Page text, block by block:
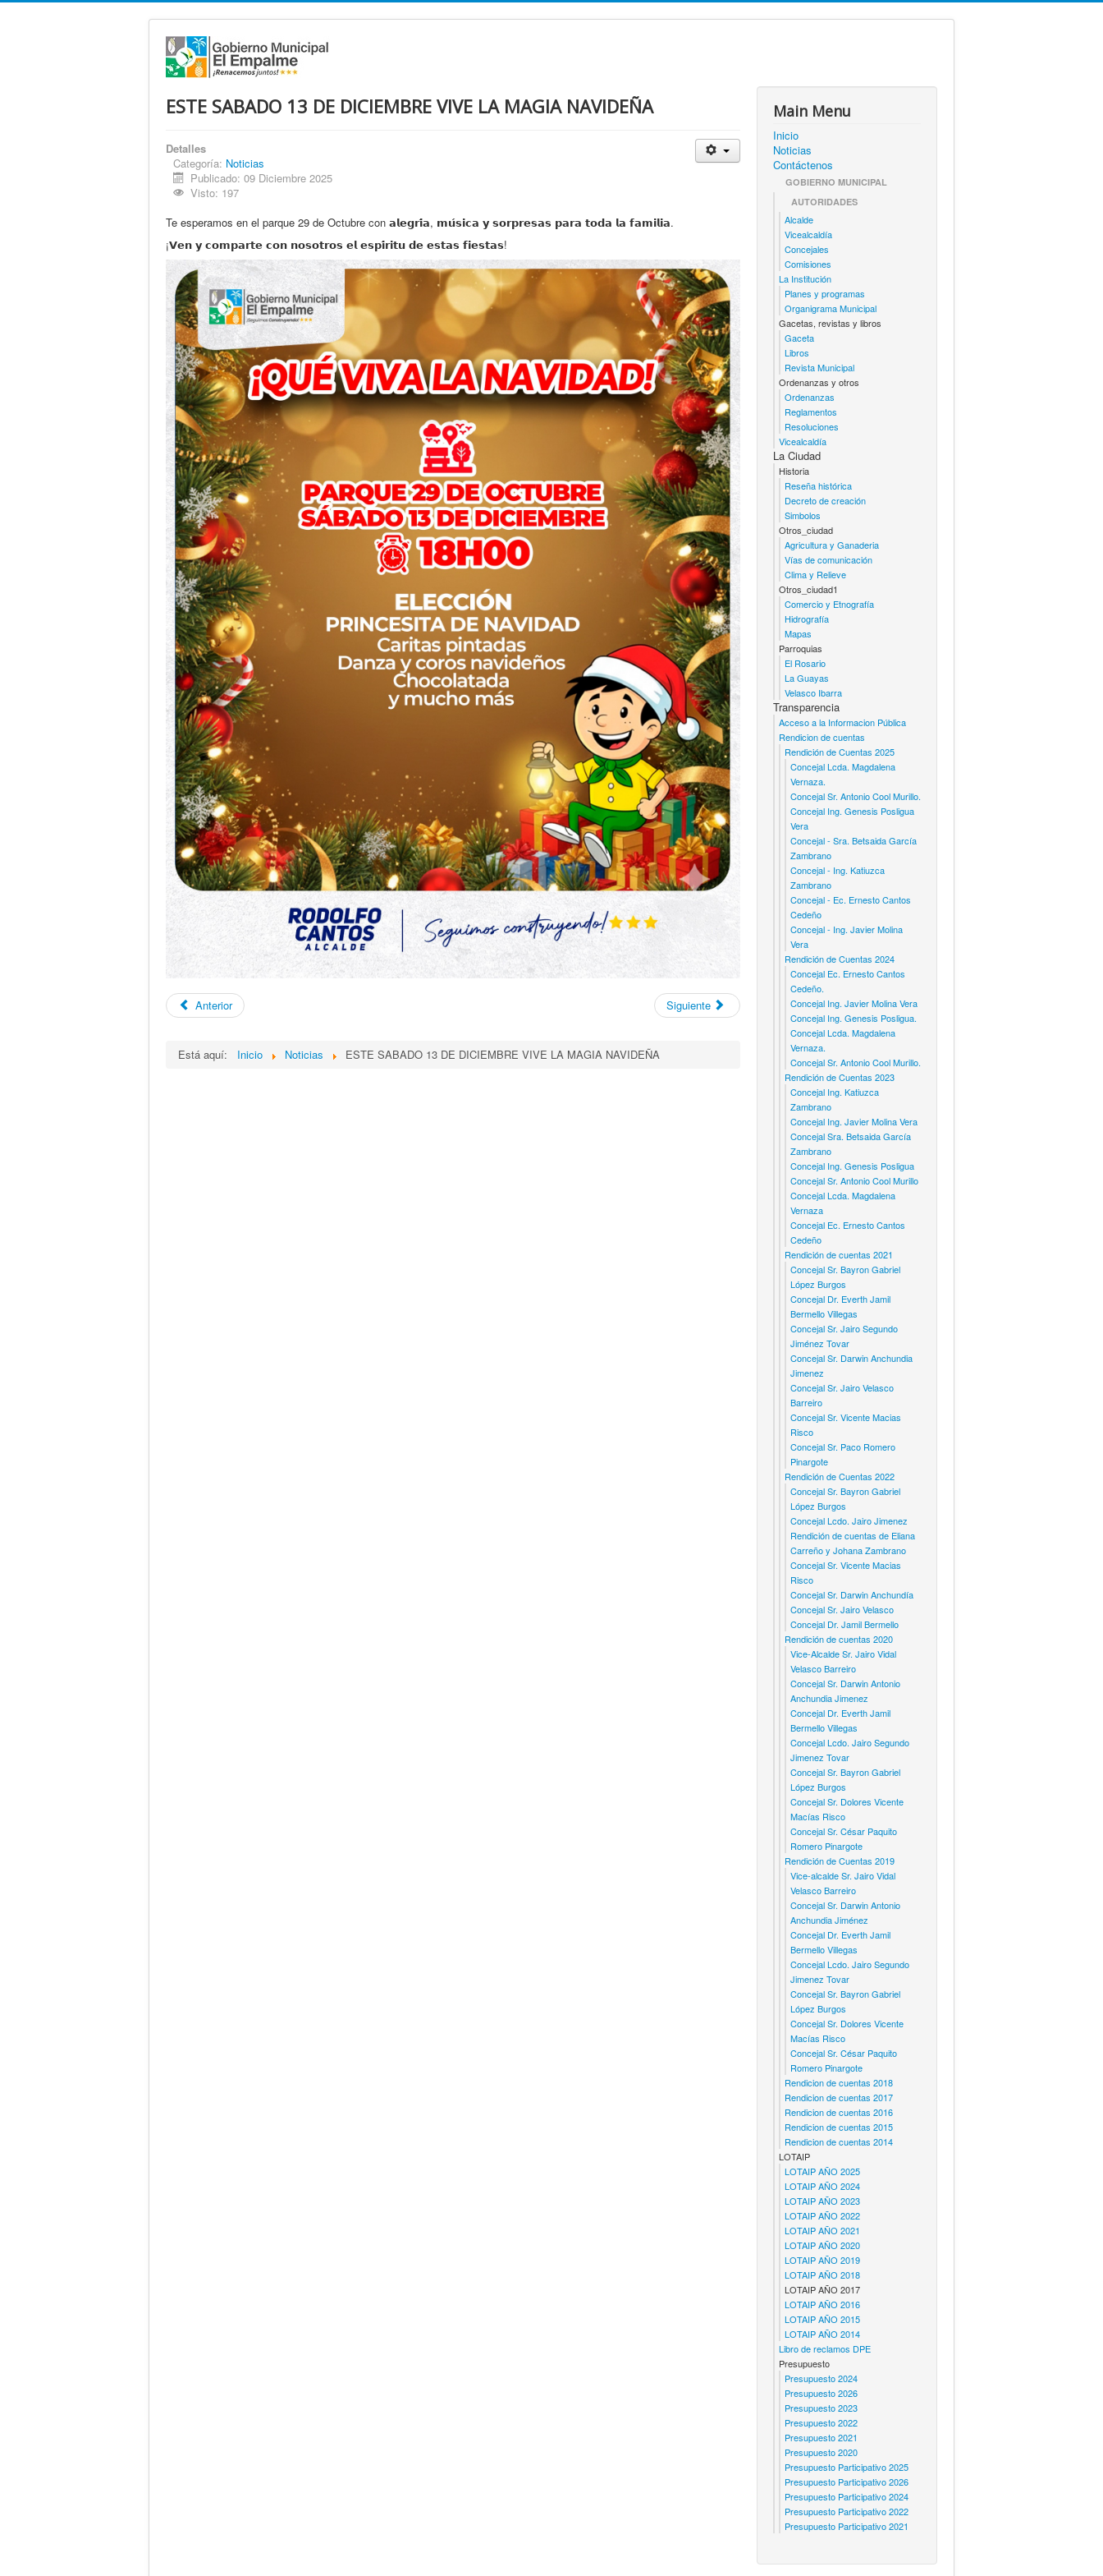
ESTE SABADO 13 DE DICIEMBRE VIVE LA MAGIA NAVIDEÑA
Detalles
Categoría: Noticias
Publicado: 09 Diciembre 2025
Visto: 197
Te esperamos en el parque 29 de Octubre con 𝗮𝗹𝗲𝗴𝗿𝗶́𝗮, 𝗺𝘂́𝘀𝗶𝗰𝗮 𝘆 𝘀𝗼𝗿𝗽𝗿𝗲𝘀𝗮𝘀 𝗽𝗮𝗿𝗮 𝘁𝗼𝗱𝗮 𝗹𝗮 𝗳𝗮𝗺𝗶𝗹𝗶𝗮.
¡𝗩𝗲𝗻 𝘆 𝗰𝗼𝗺𝗽𝗮𝗿𝘁𝗲 𝗰𝗼𝗻 𝗻𝗼𝘀𝗼𝘁𝗿𝗼𝘀 𝗲𝗹 𝗲𝘀𝗽𝗶́𝗿𝗶𝘁𝘂 𝗱𝗲 𝗲𝘀𝘁𝗮𝘀 𝗳𝗶𝗲𝘀𝘁𝗮𝘀!
Anterior Siguiente
Está aquí: Inicio Noticias ESTE SABADO 13 DE DICIEMBRE VIVE LA MAGIA NAVIDEÑA
Main Menu
Inicio
Noticias
Contáctenos
GOBIERNO MUNICIPAL
AUTORIDADES
Alcalde
Vicealcaldía
Concejales
Comisiones
La Institución
Planes y programas
Organigrama Municipal
Gacetas, revistas y libros
Gaceta
Libros
Revista Municipal
Ordenanzas y otros
Ordenanzas
Reglamentos
Resoluciones
Vicealcaldía
La Ciudad
Historia
Reseña histórica
Decreto de creación
Simbolos
Otros_ciudad
Agricultura y Ganaderia
Vías de comunicación
Clima y Relieve
Otros_ciudad1
Comercio y Etnografía
Hidrografía
Mapas
Parroquias
El Rosario
La Guayas
Velasco Ibarra
Transparencia
Acceso a la Informacion Pública
Rendicion de cuentas
Rendición de Cuentas 2025
Concejal Lcda. Magdalena
Vernaza.
Concejal Sr. Antonio Cool Murillo.
Concejal Ing. Genesis Posligua
Vera
Concejal - Sra. Betsaida García
Zambrano
Concejal - Ing. Katiuzca
Zambrano
Concejal - Ec. Ernesto Cantos
Cedeño
Concejal - Ing. Javier Molina
Vera
Rendición de Cuentas 2024
Concejal Ec. Ernesto Cantos
Cedeño.
Concejal Ing. Javier Molina Vera
Concejal Ing. Genesis Posligua.
Concejal Lcda. Magdalena
Vernaza.
Concejal Sr. Antonio Cool Murillo.
Rendición de Cuentas 2023
Concejal Ing. Katiuzca
Zambrano
Concejal Ing. Javier Molina Vera
Concejal Sra. Betsaida García
Zambrano
Concejal Ing. Genesis Posligua
Concejal Sr. Antonio Cool Murillo
Concejal Lcda. Magdalena
Vernaza
Concejal Ec. Ernesto Cantos
Cedeño
Rendición de cuentas 2021
Concejal Sr. Bayron Gabriel
López Burgos
Concejal Dr. Everth Jamil
Bermello Villegas
Concejal Sr. Jairo Segundo
Jiménez Tovar
Concejal Sr. Darwin Anchundia
Jimenez
Concejal Sr. Jairo Velasco
Barreiro
Concejal Sr. Vicente Macias
Risco
Concejal Sr. Paco Romero
Pinargote
Rendición de Cuentas 2022
Concejal Sr. Bayron Gabriel
López Burgos
Concejal Lcdo. Jairo Jimenez
Rendición de cuentas de Eliana
Carreño y Johana Zambrano
Concejal Sr. Vicente Macias
Risco
Concejal Sr. Darwin Anchundía
Concejal Sr. Jairo Velasco
Concejal Dr. Jamil Bermello
Rendición de cuentas 2020
Vice-Alcalde Sr. Jairo Vidal
Velasco Barreiro
Concejal Sr. Darwin Antonio
Anchundia Jimenez
Concejal Dr. Everth Jamil
Bermello Villegas
Concejal Lcdo. Jairo Segundo
Jimenez Tovar
Concejal Sr. Bayron Gabriel
López Burgos
Concejal Sr. Dolores Vicente
Macías Risco
Concejal Sr. César Paquito
Romero Pinargote
Rendición de Cuentas 2019
Vice-alcalde Sr. Jairo Vidal
Velasco Barreiro
Concejal Sr. Darwin Antonio
Anchundia Jiménez
Concejal Dr. Everth Jamil
Bermello Villegas
Concejal Lcdo. Jairo Segundo
Jimenez Tovar
Concejal Sr. Bayron Gabriel
López Burgos
Concejal Sr. Dolores Vicente
Macías Risco
Concejal Sr. César Paquito
Romero Pinargote
Rendicion de cuentas 2018
Rendicion de cuentas 2017
Rendicion de cuentas 2016
Rendicion de cuentas 2015
Rendicion de cuentas 2014
LOTAIP
LOTAIP AÑO 2025
LOTAIP AÑO 2024
LOTAIP AÑO 2023
LOTAIP AÑO 2022
LOTAIP AÑO 2021
LOTAIP AÑO 2020
LOTAIP AÑO 2019
LOTAIP AÑO 2018
LOTAIP AÑO 2017
LOTAIP AÑO 2016
LOTAIP AÑO 2015
LOTAIP AÑO 2014
Libro de reclamos DPE
Presupuesto
Presupuesto 2024
Presupuesto 2026
Presupuesto 2023
Presupuesto 2022
Presupuesto 2021
Presupuesto 2020
Presupuesto Participativo 2025
Presupuesto Participativo 2026
Presupuesto Participativo 2024
Presupuesto Participativo 2022
Presupuesto Participativo 2021